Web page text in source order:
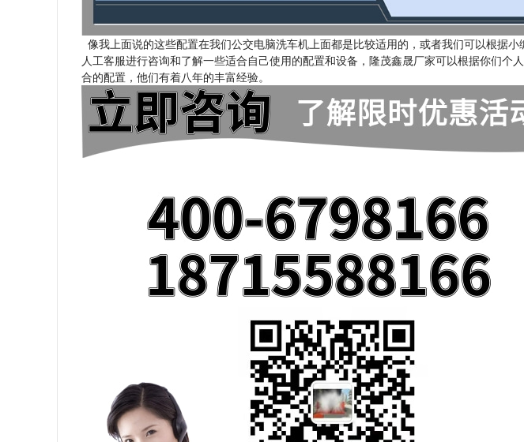
像我上面说的这些配置在我们公交电脑洗车机上面都是比较适用的，或者我们可以根据
人工客服进行咨询和了解一些适合自己使用的配置和设备，隆茂鑫晟厂家可以根据你们个
合的配置，他们有着八年的丰富经验。